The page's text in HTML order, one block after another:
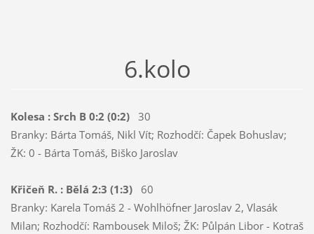
6.kolo
Kolesa : Srch B 0:2 (0:2) 30
Branky: Bárta Tomáš, Nikl Vít; Rozhodčí: Čapek Bohuslav;
ŽK: 0 - Bárta Tomáš, Biško Jaroslav
Křičeň R. : Bělá 2:3 (1:3)60
Branky: Karela Tomáš 2 - Wohlhöfner Jaroslav 2, Vlasák
Milan; Rozhodčí: Rambousek Miloš; ŽK: Půlpán Libor - Kotraš